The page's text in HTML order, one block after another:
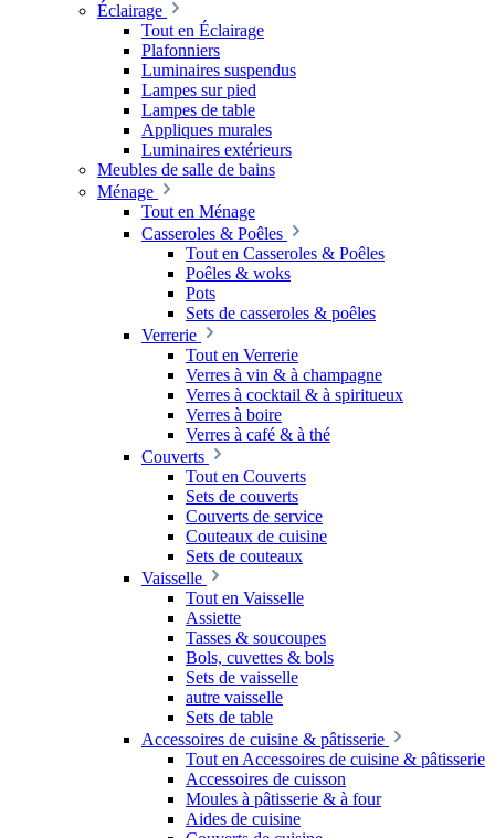
Éclairage
Tout en Éclairage
Plafonniers
Luminaires suspendus
Lampes sur pied
Lampes de table
Appliques murales
Luminaires extérieurs
Meubles de salle de bains
Ménage
Tout en Ménage
Casseroles & Poêles
Tout en Casseroles & Poêles
Poêles & woks
Pots
Sets de casseroles & poêles
Verrerie
Tout en Verrerie
Verres à vin & à champagne
Verres à cocktail & à spiritueux
Verres à boire
Verres à café & à thé
Couverts
Tout en Couverts
Sets de couverts
Couverts de service
Couteaux de cuisine
Sets de couteaux
Vaisselle
Tout en Vaisselle
Assiette
Tasses & soucoupes
Bols, cuvettes & bols
Sets de vaisselle
autre vaisselle
Sets de table
Accessoires de cuisine & pâtisserie
Tout en Accessoires de cuisine & pâtisserie
Accessoires de cuisson
Moules à pâtisserie & à four
Aides de cuisine